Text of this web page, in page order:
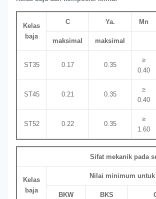
Kelas
baja
C Ya. Mn
maksimal maksimal
ST35 0.17 0.35
≥
0.40
ST45 0.21 0.35
≥
0.40
ST52 0.22 0.35
≥
1.60
Sifat mekanik pada
Kelas
baja
Nilai minimum untuk
BKW BKS